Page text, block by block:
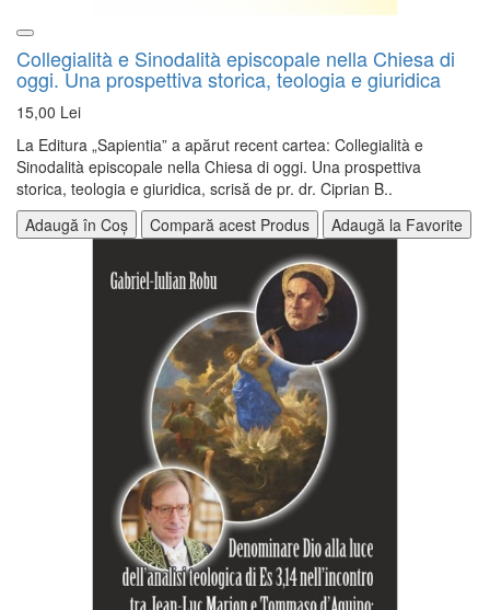
Collegialità e Sinodalità episcopale nella Chiesa di
oggi. Una prospettiva storica, teologia e giuridica
15,00 Lei
La Editura „Sapientia” a apărut recent cartea: Collegialità e
Sinodalità episcopale nella Chiesa di oggi. Una prospettiva
storica, teologia e giuridica, scrisă de pr. dr. Ciprian B..
Adaugă în Coș
Compară acest Produs Adaugă la Favorite